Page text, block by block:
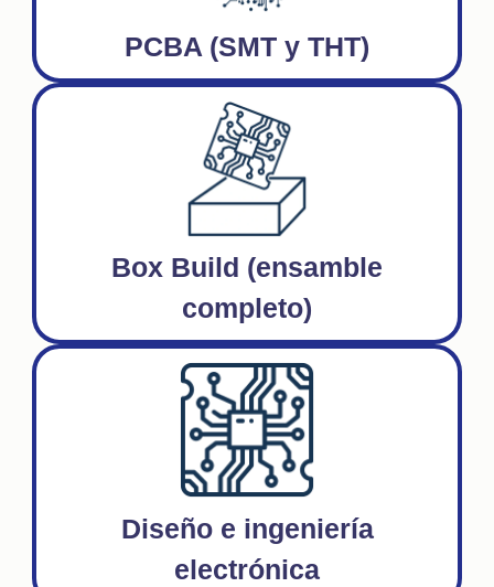
PCBA (SMT y THT)
Box Build (ensamble
completo)
Diseño e ingeniería
electrónica